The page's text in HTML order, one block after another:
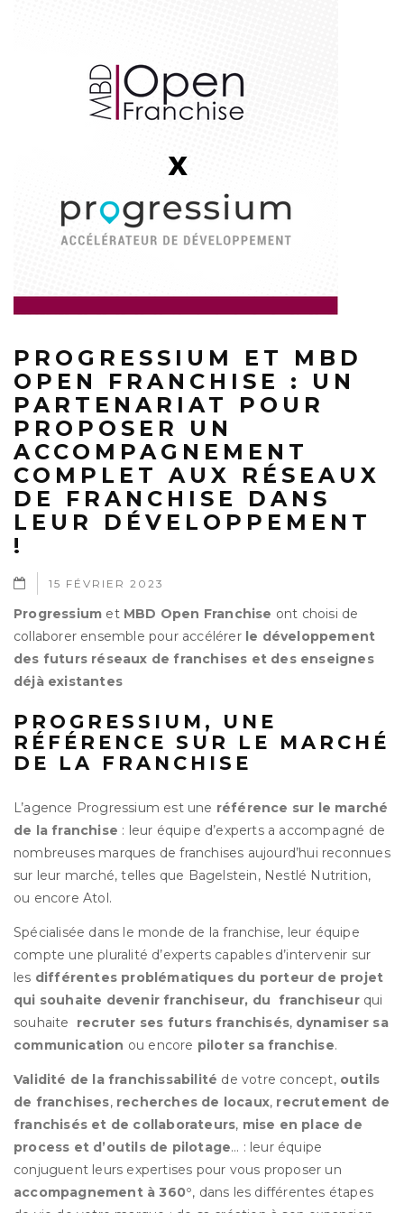
PROGRESSIUM ET MBD
OPEN FRANCHISE : UN
PARTENARIAT POUR
PROPOSER UN
ACCOMPAGNEMENT
COMPLET AUX RÉSEAUX
DE FRANCHISE DANS
LEUR DÉVELOPPEMENT
!
15 FÉVRIER 2023
Progressium et MBD Open Franchise ont choisi de
collaborer ensemble pour accélérerle développement
des futurs réseaux de franchises et des enseignes
déjà existantes
PROGRESSIUM, UNE
RÉFÉRENCE SUR LE MARCHÉ
DE LA FRANCHISE
L’agence Progressium est une référence sur le marché
de la franchise : leur équipe d’experts a accompagné de
nombreuses marques de franchises aujourd’hui reconnues
sur leur marché, telles que Bagelstein, Nestlé Nutrition,
ou encore Atol.
Spécialisée dans le monde de la franchise, leur équipe
compte une pluralité d’experts capables d’intervenir sur
les différentes problématiques du porteur de projet
qui souhaite devenir franchiseur, du franchiseurqui
souhaite recruter ses futurs franchisés, dynamiser sa
communication ou encore piloter sa franchise.
Validité de la franchissabilité de votre concept, outils
de franchises,recherches de locaux, recrutement de
franchisés et de collaborateurs, mise en place de
process et d’outils de pilotage… : leur équipe
conjuguent leurs expertises pour vous proposer un
accompagnement à 360°, dans les différentes étapes